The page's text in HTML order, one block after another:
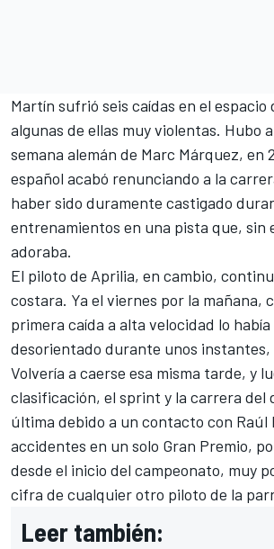
Martín sufrió seis caídas en el espacio
algunas de ellas muy violentas. Hubo
semana alemán de Marc Márquez, en
español acabó renunciando a la
haber sido duramente castigado
entrenamientos en una pista que, sin
adoraba.
El piloto de Aprilia, en cambio,
costara. Ya el viernes por la mañana,
primera caída a alta velocidad lo había
desorientado durante unos instantes,
Volvería a caerse esa misma tarde, y
clasificación, el sprint y la carrera del
última debido a un contacto con Raúl
accidentes en un solo Gran Premio,
desde el inicio del campeonato, muy
cifra de cualquier otro piloto de la
Leer también: